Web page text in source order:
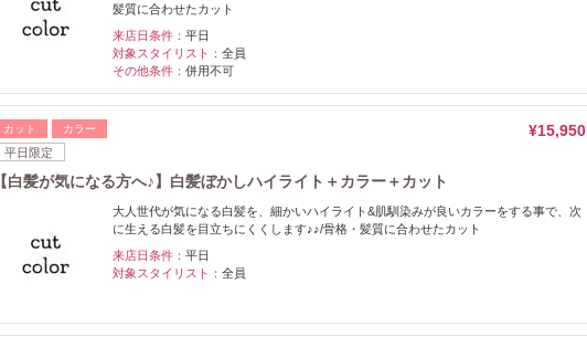
髪質に合わせたカット
来店日条件： 平日
対象スタイリスト： 全員
その他条件： 併用不可
カット カラー
平日限定
¥15,950
【白髪が気になる方へ♪】白髪ぼかしハイライト＋カラー＋カット
大人世代が気になる白髪を、細かいハイライト&肌馴染みが良いカラーをする事で、次
に生える白髪を目立ちにくくします♪♪/骨格・髪質に合わせたカット
来店日条件： 平日
対象スタイリスト： 全員